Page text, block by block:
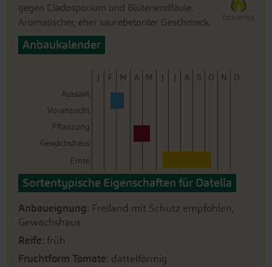
gegen Cladosporium und Blütenendfäule.
Aromatischer, eher säurebetonter Geschmack.
Anbaukalender
J F M A M J J A S O N
D
Aussaat
Voranzucht
Pflanzung
Gewächshaus
Ernte
Sortentypische Eigenschaften für Datella
Anbaueignung: Freiland mit Schutz empfohlen,
Gewächshaus
Reife: früh
Fruchtform Tomate: dattelförmig